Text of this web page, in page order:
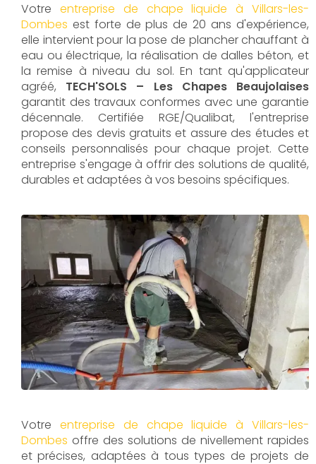
Votre entreprise de chape liquide à Villars-les-
Dombes est forte de plus de 20 ans d'expérience,
elle intervient pour la pose de plancher chauffant à
eau ou électrique, la réalisation de dalles béton, et
la remise à niveau du sol. En tant qu'applicateur
agréé, TECH'SOLS – Les Chapes Beaujolaises
garantit des travaux conformes avec une garantie
décennale. Certifiée RGE/Qualibat, l'entreprise
propose des devis gratuits et assure des études et
conseils personnalisés pour chaque projet. Cette
entreprise s'engage à offrir des solutions de qualité,
durables et adaptées à vos besoins spécifiques.
Votre entreprise de chape liquide à Villars-les-
Dombes offre des solutions de nivellement rapides
et précises, adaptées à tous types de projets de